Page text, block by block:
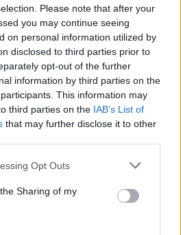
Please note that after your
you may continue seeing
on personal information utilized by
disclosed to third parties prior to
opt-out of the further
information by third parties on the
This information may
third parties on the IAB’s List of
that may further disclose it to other
Opt Outs
Sharing of my
per commentare questo
articolo.
e non rappresenta la linea editoriale
e indipendente. I messaggi inclusi nei
esterni verranno rimossi in automatico dal